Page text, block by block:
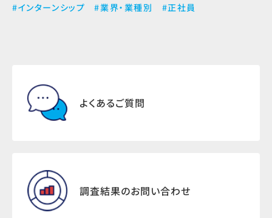
#インターンシップ
#業界・業種別 #正社員
よくあるご質問
調査結果のお問い合わせ